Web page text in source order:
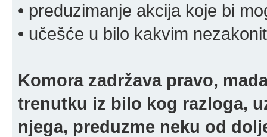
• preduzimanje akcija koje bi
• učešće u bilo kakvim
Komora zadržava pravo,
trenutku iz bilo kog razloga,
njega, preduzme neku od